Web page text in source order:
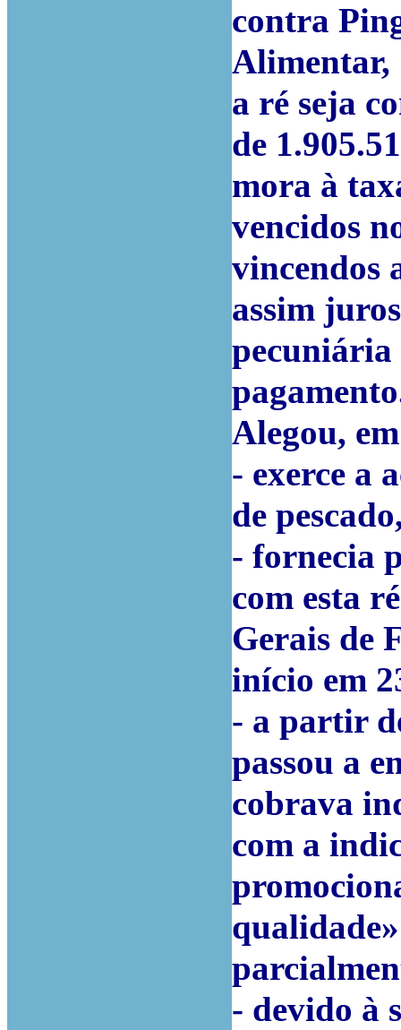
contra
Alimentar,
a ré seja
de
mora à
vencidos
vincendos
assim
Alegou,
- exerce a
de
- fornecia
com esta
Gerais de
início em
- a partir
passou a
cobrava
com a
- devido à